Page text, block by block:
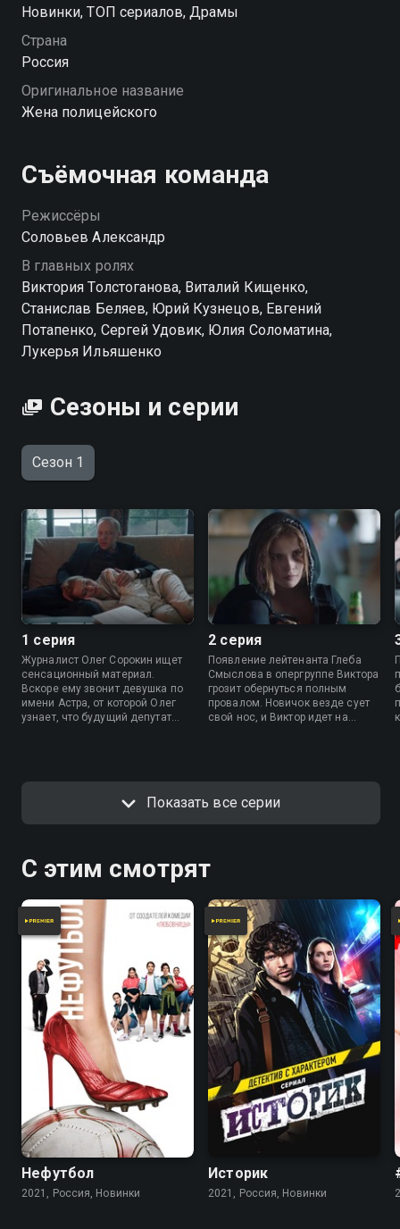
жизнью. Лера оказывается перед непростым
выбором: как поступить, когда человек, которому
ты верила, оказывается совсем другим? Смогут ли
то, что когда-то называли семьёй? «Жена
полицейского» — смотрите онлайн в хорошем
Новинки, ТОП сериалов, Драмы
Страна
Россия
Оригинальное название
Жена полицейского
Съёмочная команда
Режиссёры
Соловьев Александр
В главных ролях
Виктория Толстоганова, Виталий Кищенко,
Станислав Беляев, Юрий Кузнецов, Евгений
Потапенко, Сергей Удовик, Юлия Соломатина,
Лукерья Ильяшенко
Сезоны и серии
Сезон 1
1 серия
Журналист Олег Сорокин ищет
сенсационный материал.
Вскоре ему звонит девушка по
имени Астра, от которой Олег
узнает, что будущий депутат
синдиката, который занимается
организацией убийств
2 серия
Появление лейтенанта Глеба
Смыслова в опергруппе Виктора
грозит обернуться полным
провалом. Новичок везде сует
свой нос, и Виктор идет на
Виктора, а также сопровождать
Показать все серии
С этим смотрят
Нефутбол
2021, Россия, Новинки
Историк
2021, Россия, Новинки